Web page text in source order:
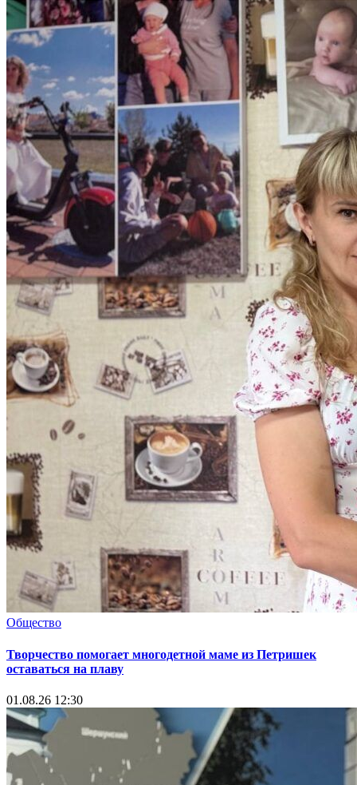
Общество
Творчество помогает многодетной маме из Петришек
оставаться на плаву
01.08.26 12:30